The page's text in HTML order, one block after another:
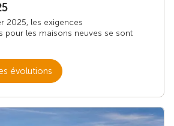
2025, les exigences
pour les maisons neuves se sont
évolutions